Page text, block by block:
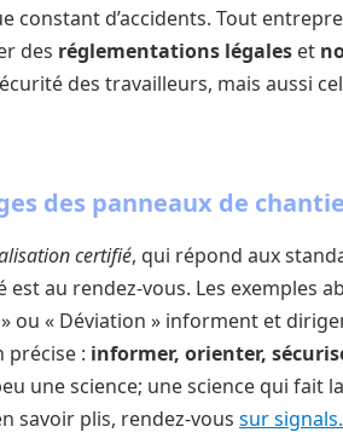
constant d’accidents. Tout
des réglementations légales et
des travailleurs, mais aussi
des panneaux de
certifié, qui répond aux
est au rendez-vous. Les exemples
ou « Déviation » informent et
: informer, orienter,
une science; une science qui fait
savoir plis, rendez-vous sur